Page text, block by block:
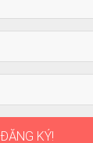
ĐĂNG KÝ!